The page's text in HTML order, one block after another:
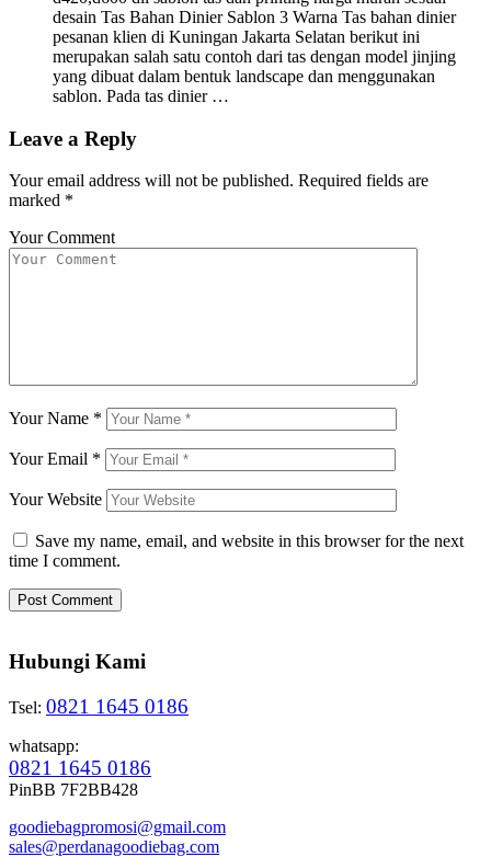
desain Tas Bahan Dinier Sablon 3 Warna Tas bahan dinier
pesanan klien di Kuningan Jakarta Selatan berikut ini
merupakan salah satu contoh dari tas dengan model jinjing
yang dibuat dalam bentuk landscape dan menggunakan
sablon. Pada tas dinier …
Leave a Reply
Your email address will not be published. Required fields are
marked *
Your Comment
Your Name *
Your Email *
Your Website
Save my name, email, and website in this browser for the next
time I comment.
Hubungi Kami
Tsel: 0821 1645 0186
whatsapp:
0821 1645 0186
PinBB 7F2BB428
goodiebagpromosi@gmail.com
sales@perdanagoodiebag.com